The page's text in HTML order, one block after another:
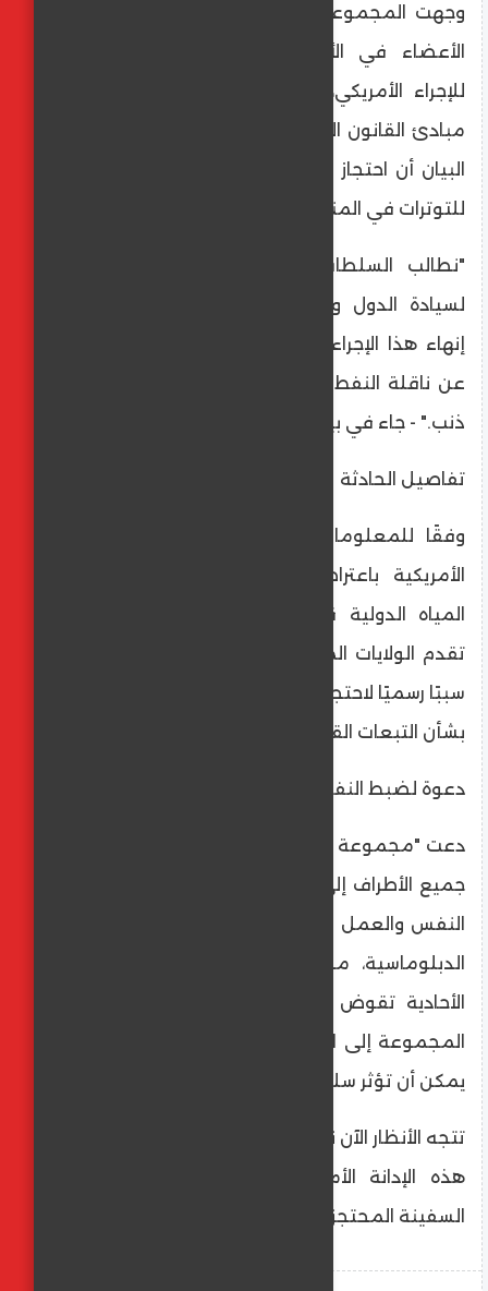
وجهت المجموعة، التي تضم عددًا من الدول
الأعضاء في الأمم المتحدة، انتقادات حادة
للإجراء الأمريكي، واصفة إياه بأنه يتنافى مع
مبادئ القانون الدولي وحرية الملاحة. وجاء في
البيان أن احتجاز الناقلة يمثل تصعيدًا غير مبرر
للتوترات في المنطقة.
"نطالب السلطات الأمريكية بالاحترام الكامل
لسيادة الدول ومبادئ الملاحة الدولية. يجب
إنهاء هذا الإجراء غير القانوني والإفراج الفوري
عن ناقلة النفط وطاقمها الذين لم يرتكبوا أي
ذنب." - جاء في بيان صادر عن المجموعة.
تفاصيل الحادثة
وفقًا للمعلومات المتوفرة، قامت السلطات
الأمريكية باعتراض واحتجاز ناقلة النفط في
المياه الدولية قبالة السواحل الفنزويلية. لم
تقدم الولايات المتحدة بعد تفاصيل واضحة أو
سببًا رسميًا لاحتجاز السفينة، مما أثار قلقًا واسعًا
بشأن التبعات القانونية لهذا الإجراء.
دعوة لضبط النفس
دعت "مجموعة أصدقاء ميثاق الأمم المتحدة"
جميع الأطراف إلى ممارسة أقصى درجات ضبط
النفس والعمل على حل الخلافات عبر القنوات
الدبلوماسية، مؤكدة أن مثل هذه الإجراءات
الأحادية تقوض جهود التعاون الدولي. وتنظر
المجموعة إلى الحادثة على أنها سابقة خطيرة
يمكن أن تؤثر سلبًا على التجارة البحرية العالمية.
تتجه الأنظار الآن نحو الرد الرسمي لواشنطن على
هذه الإدانة الأممية والمطالبة بالإفراج عن
السفينة المحتجزة.